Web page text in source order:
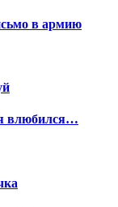
в армию
влюбился…